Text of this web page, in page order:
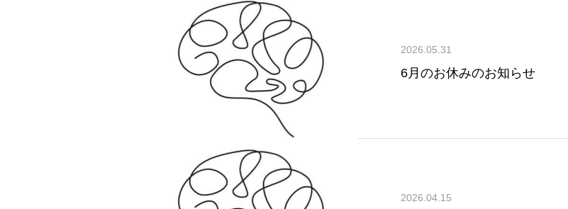
2026.05.31
6月のお休みのお知らせ
2026.04.15